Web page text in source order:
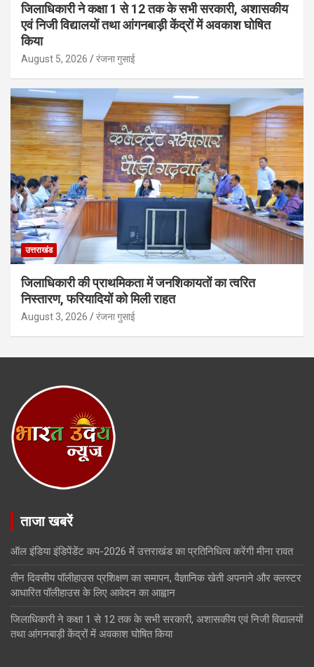
जिलाधिकारी ने कक्षा 1 से 12 तक के सभी सरकारी, अशासकीय
एवं निजी विद्यालयों तथा आंगनबाड़ी केंद्रों में अवकाश घोषित
किया
August 5, 2026 रंजना गुसाई
उत्तराखंड
जिलाधिकारी की प्राथमिकता में जनशिकायतों का त्वरित
निस्तारण, फरियादियों को मिली राहत
August 3, 2026 रंजना गुसाई
ताजा खबरें
ऑल इंडिया इंडिपेंडेंट कप-2026 में उत्तराखंड का प्रतिनिधित्व करेंगी मीना रावत
तीन दिवसीय पॉलीहाउस प्रशिक्षण का समापन, वैज्ञानिक खेती अपनाने और क्लस्टर
आधारित पॉलीहाउस के लिए आवेदन का आह्वान
जिलाधिकारी ने कक्षा 1 से 12 तक के सभी सरकारी, अशासकीय एवं निजी विद्यालयों
तथा आंगनबाड़ी केंद्रों में अवकाश घोषित किया